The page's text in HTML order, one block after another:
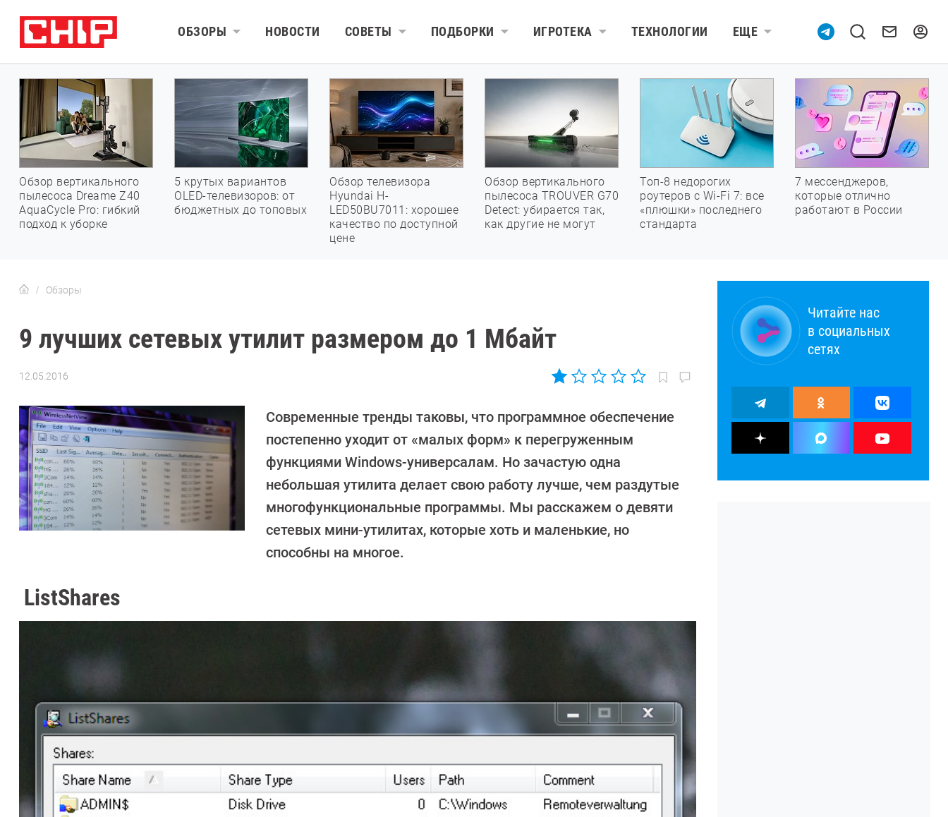
ОБЗОРЫ НОВОСТИ СОВЕТЫ ПОДБОРКИ ИГРОТЕКА ТЕХНОЛОГИИ ЕЩЕ
Обзор вертикального
пылесоса Dreame Z40
AquaCycle Pro: гибкий
подход к уборке
5 крутых вариантов
OLED-телевизоров: от
бюджетных до топовых
Обзор телевизора
Hyundai H-
LED50BU7011: хорошее
качество по доступной
цене
Обзор вертикального
пылесоса TROUVER G70
Detect: убирается так,
как другие не могут
Топ-8 недорогих
роутеров с Wi-Fi 7: все
«плюшки» последнего
стандарта
7 мессенджеров,
которые отлично
работают в России
Обзоры
9 лучших сетевых утилит размером до 1 Мбайт
12.05.2016
Киреев
Современные тренды таковы, что программное обеспечение
постепенно уходит от «малых форм» к перегруженным
функциями Windows-универсалам. Но зачастую одна
небольшая утилита делает свою работу лучше, чем раздутые
многофункциональные программы. Мы расскажем о девяти
сетевых мини-утилитах, которые хоть и маленькие, но
способны на многое.
ListShares
Читайте нас
в социальных
сетях